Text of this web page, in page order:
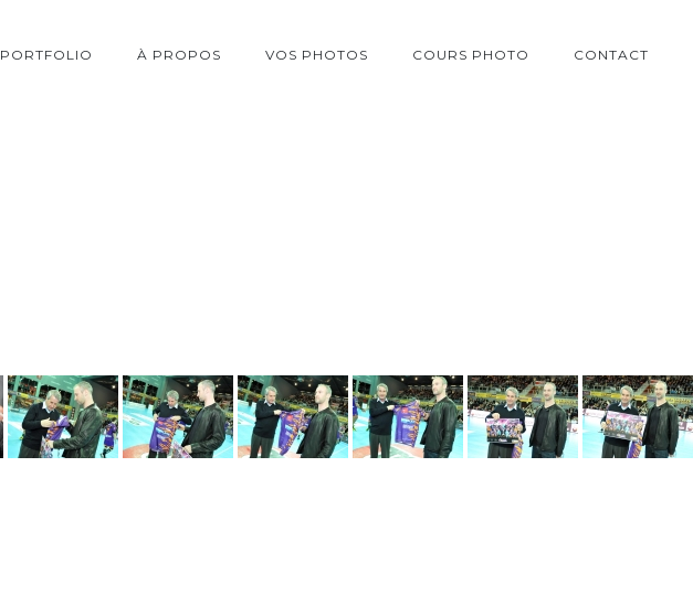
PORTFOLIO À PROPOS VOS PHOTOS COURS PHOTO CONTACT